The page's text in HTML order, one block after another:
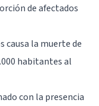
de afectados
causa la muerte de
habitantes al
con la presencia